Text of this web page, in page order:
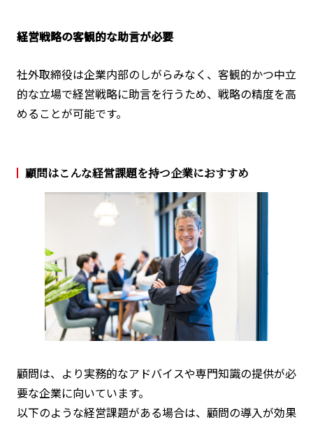
経営戦略の客観的な助言が必要
社外取締役は企業内部のしがらみなく、客観的かつ中立
的な立場で経営戦略に助言を行うため、戦略の精度を高
めることが可能です。
顧問はこんな経営課題を持つ企業におすすめ
顧問は、より実務的なアドバイスや専門知識の提供が必
要な企業に向いています。
以下のような経営課題がある場合は、顧問の導入が効果